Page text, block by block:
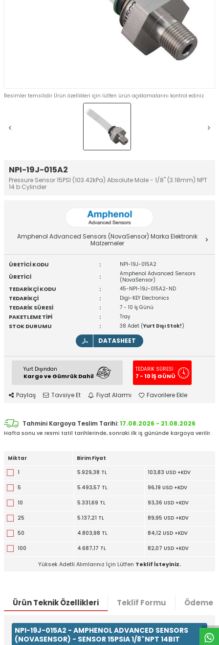
W
h
t
a
p
p
D
e
s
e
H
a
t
t
NPI-19J-015A2
Pressure Sensor 15PSI (103.42kPa) Absolute Male - 1/8" (3.18mm) NPT
14 b Cylinder
Resimler temsilidir Ürün özellikleri için lütfen ürün açıklamalarını kontrol ediniz
Amphenol Advanced Sensors (NovaSensor) Marka Elektronik
Malzemeler
ÜRETİCİ KODU : NPI-19J-015A2
ÜRETİCİ :
Amphenol Advanced Sensors
(NovaSensor)
TEDARİKÇİ KODU : 45-NPI-19J-015A2-ND
TEDARİKÇİ : Digi-KEY Electronics
TEDARİK SÜRESİ : 7 - 10 İş Günü
PAKETLEME TİPİ : Tray
STOK DURUMU : 38 Adet (Yurt Dışı Stok!)
DATASHEET
Yurt Dışından
Kargo ve Gümrük Dahil
TEDARİK SÜRESİ
7 - 10 İŞ GÜNÜ
Paylaş Tavsiye Et Fiyat Alarmı Favorilere Ekle
Tahmini Kargoya Teslim Tarihi:17.08.2026 - 21.08.2026
Hafta sonu ve resmi tatil tarihlerinde, sonraki ilk iş gününde kargoya verilir.
Miktar
Birim Fiyat
1
5.929,38 TL 103,83 USD +KDV
5 5.493,57 TL 96,19 USD +KDV
10 5.331,69 TL 93,36 USD +KDV
25 5.137,21 TL 89,95 USD +KDV
50 4.803,98 TL 84,12 USD +KDV
100 4.687,17 TL 82,07 USD +KDV
Yüksek Adetli Alımlarınız İçin Lütfen Teklif İsteyiniz.
Ürün Teknik Özellikleri Teklif Formu Ödeme
NPI-19J-015A2 - AMPHENOL ADVANCED SENSORS
(NOVASENSOR) - SENSOR 15PSIA 1/8"NPT 14BIT